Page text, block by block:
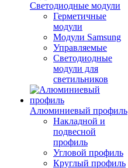
Светодиодные модули
Герметичные
модули
Модули Samsung
Управляемые
Светодиодные
модули для
светильников
Алюминиевый профиль
Накладной и
подвесной
профиль
Угловой профиль
Круглый профиль